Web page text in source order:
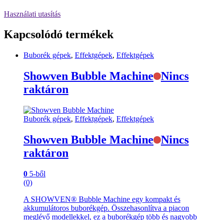
Használati utasítás
Kapcsolódó termékek
Buborék gépek, Effektgépek, Effektgépek
Showven Bubble Machine
Nincs
raktáron
Buborék gépek, Effektgépek, Effektgépek
Showven Bubble Machine
Nincs
raktáron
0 5-ből
(0)
A SHOWVEN® Bubble Machine egy kompakt és
akkumulátoros buborékgép. Összehasonlítva a piacon
meglévő modellekkel, ez a buborékgép több és nagyobb